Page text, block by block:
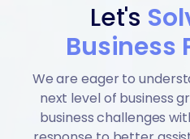
Let's
Business
We are eager to
next level of business
business challenges